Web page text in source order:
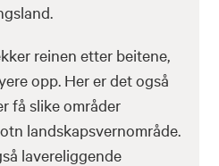
reinen etter beitene,
opp. Her er det også
få slike områder
landskapsvernområde.
lavereliggende